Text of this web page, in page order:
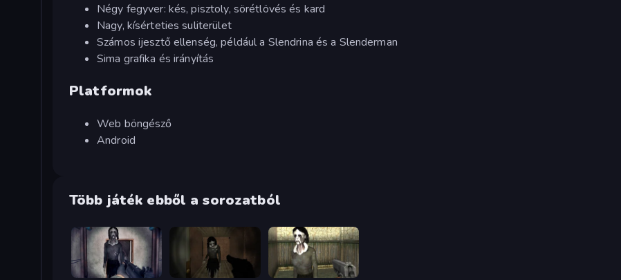
Négy fegyver: kés, pisztoly, sörétlövés és kard
Nagy, kísérteties suliterület
Számos ijesztő ellenség, például a Slendrina és a Slenderman
Sima grafika és irányítás
Platformok
Web böngésző
Android
Több játék ebből a sorozatból
Slendrina Must Die: The Cellar Slendrina Must Die: The House